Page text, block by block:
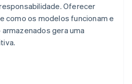
Oferecer
como os modelos funcionam e
gera uma